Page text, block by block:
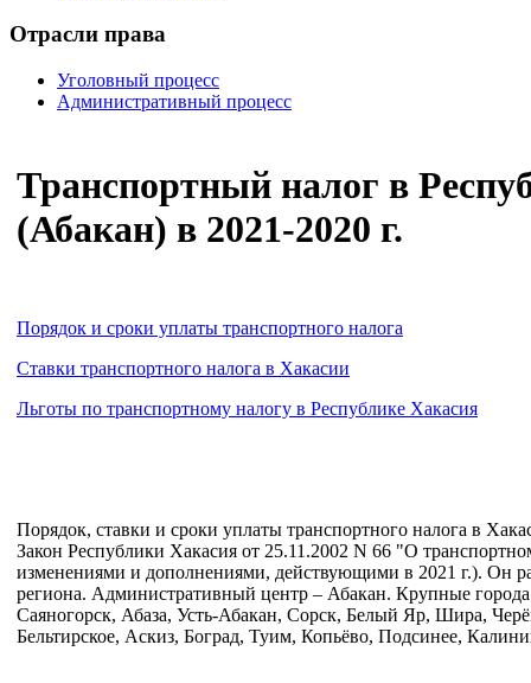
Отрасли права
Уголовный процесс
Административный процесс
Транспортный налог в
(Абакан) в 2021-2020 г.
Порядок и сроки уплаты транспортного налога
Ставки транспортного налога в Хакасии
Льготы по транспортному налогу в Республике Хакасия
Порядок, ставки и сроки уплаты транспортного налога в
Закон Республики Хакасия от 25.11.2002 N 66 "О
изменениями и дополнениями, действующими в 2021 г.). Он
региона. Административный центр – Абакан. Крупные
Саяногорск, Абаза, Усть-Абакан, Сорск, Белый Яр, Шира,
Бельтирское, Аскиз, Боград, Туим, Копьёво, Подсинее,